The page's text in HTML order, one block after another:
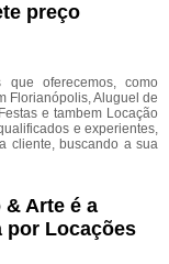
preço
que oferecemos, como
Florianópolis, Aluguel de
e tambem Locação
e experientes,
cliente, buscando a sua
Arte é a
por Locações